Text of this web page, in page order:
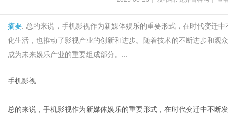
摘要: 总的来说，手机影视作为新媒体娱乐的重要形式，在时代变迁
化生活，也推动了影视产业的创新和进步。随着技术的不断进步和观
成为未来娱乐产业的重要组成部分。...
手机影视
总的来说，手机影视作为新媒体娱乐的重要形式，在时代变迁中不断